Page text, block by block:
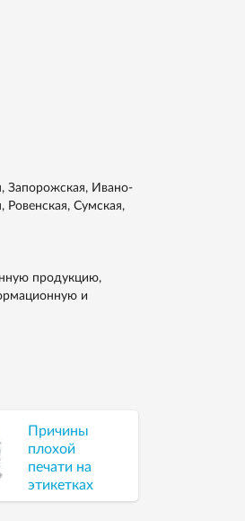
Запорожская, Ивано-
Ровенская, Сумская,
продукцию,
и
Причины
плохой
печати на
этикетках